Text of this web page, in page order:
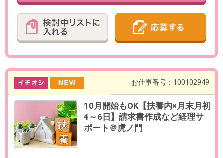
最寄り駅 六本木一丁目駅 徒歩1分
勤務時間
09:00～18:00の間で、実働5時間以
上からお選びいただけます。
【例】09:00～16:00、10:00～
17:00（各休憩60分）など
残業 なし
日数
週4～5日（月～金）
※日数・曜日をお選びいただけま
す。
【在宅勤務について】
業務習熟度やスキル経験によっ
て、週1回の在宅勤務が可能です。
勤務期間 即日～長期
※9月開始の相談可能